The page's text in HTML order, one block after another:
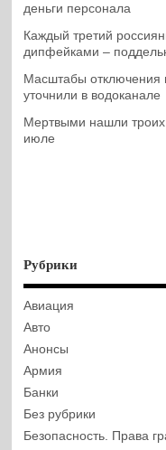
деньги персонала
Каждый третий
дипфейками –
Масштабы отключения
уточнили в водоканале
Мертвыми нашли
июле
Рубрики
Авиация
Авто
Анонсы
Армия
Банки
Без рубрики
Безопасность. Права